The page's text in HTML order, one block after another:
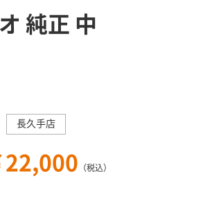
純正 中
長久手店
22,000 （税込）